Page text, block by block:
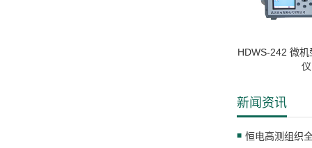
HDWS-242 微
仪
新闻资讯